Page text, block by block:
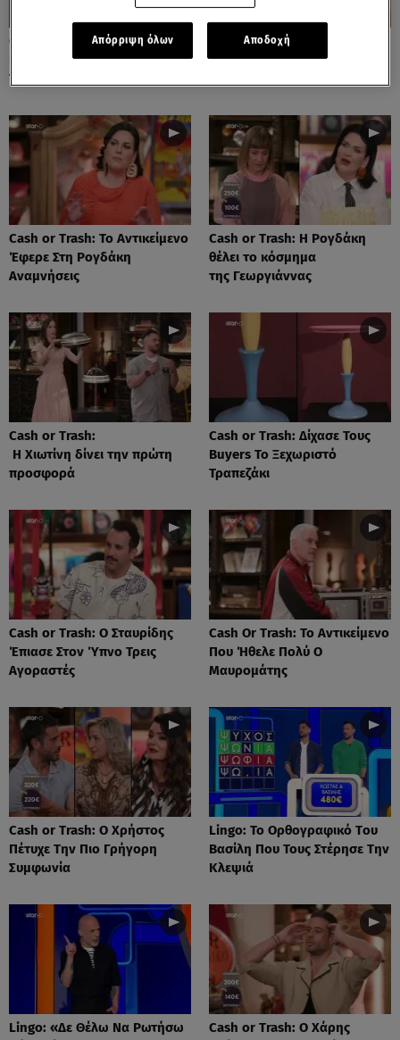
Cash or Trash: Η Μάρω
Κοντού Δημοπράτησε Πίνακά
Της!
Cash or Trash: Το Αντικείμενο
Που Ενθουσίασε Τη Χιωτίνη
Cash or Trash: Το Αντικείμενο
Έφερε Στη Ρογδάκη
Αναμνήσεις
Cash or Trash: Η Ρογδάκη
θέλει το κόσμημα
της Γεωργιάννας
Cash or Trash:
Η Χιωτίνη δίνει την πρώτη
προσφορά
Cash or Trash: Δίχασε Τους
Buyers Το Ξεχωριστό
Τραπεζάκι
Cash or Trash: Ο Σταυρίδης
Έπιασε Στον Ύπνο Τρεις
Αγοραστές
Cash Or Trash: Το Αντικείμενο
Που Ήθελε Πολύ Ο
Μαυρομάτης
Cash or Trash: Ο Χρήστος
Πέτυχε Την Πιο Γρήγορη
Συμφωνία
Lingo: Το Oρθογραφικό Tου
Βασίλη Που Τους Στέρησε Την
Κλεψιά
Lingo: «Δε Θέλω Να Ρωτήσω
Cash or Trash: Ο Χάρης
Απόρριψη όλων Αποδοχή